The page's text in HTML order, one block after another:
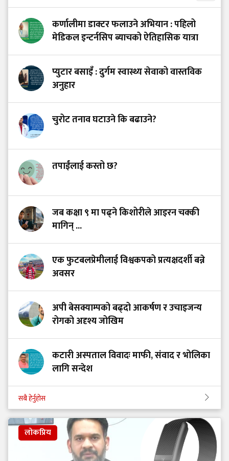
कर्णालीमा डाक्टर फलाउने अभियान : पहिलो
मेडिकल इन्टर्नसिप ब्याचको ऐतिहासिक यात्रा
प्युटार बसाइँ : दुर्गम स्वास्थ्य सेवाको वास्तविक
अनुहार
चुरोट तनाव घटाउने कि बढाउने?
तपाईंलाई कस्तो छ?
जब कक्षा ९ मा पढ्ने किशोरीले आइरन चक्की
मागिन् ...
एक फुटबलप्रेमीलाई विश्वकपको प्रत्यक्षदर्शी बन्ने
अवसर
अपी बेसक्याम्पको बढ्दो आकर्षण र उचाइजन्य
रोगको अदृश्य जोखिम
कटारी अस्पताल विवादः माफी, संवाद र भोलिका
लागि सन्देश
सबै हेर्नुहोस
लोकप्रिय